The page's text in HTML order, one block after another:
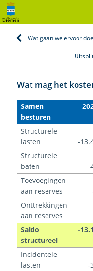
Home
Wat gaan we ervoor
Wat mag het
Samen
besturen
Structurele
lasten
-
Structurele
baten
Toevoegingen
aan reserves
Onttrekkingen
aan reserves
Saldo
structureel
-
Incidentele
lasten
-